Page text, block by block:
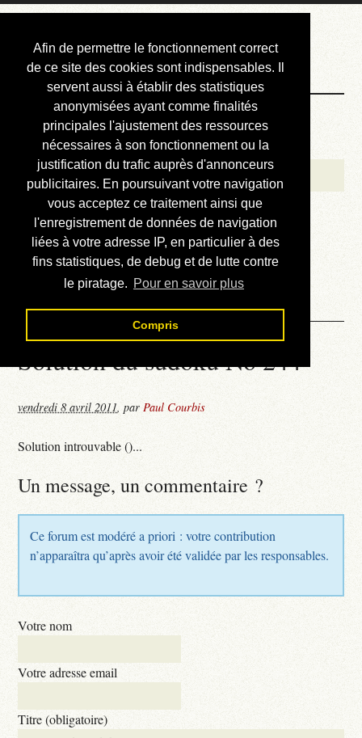
Afin de permettre le fonctionnement correct
de ce site des cookies sont indispensables. Il
servent aussi à établir des statistiques
anonymisées ayant comme finalités
principales l'ajustement des ressources
nécessaires à son fonctionnement ou la
justification du trafic auprès d'annonceurs
publicitaires. En poursuivant votre navigation
vous acceptez ce traitement ainsi que
l'enregistrement de données de navigation
liées à votre adresse IP, en particulier à des
fins statistiques, de debug et de lutte contre
le piratage. Pour en savoir plus
Compris
Courbis, « LE »
Blog Officiel
Bienvenue
Réalisations
Divers (et d’été)
Annonces
Liens externes
Téléchargement
Contact
Solution du sudoku No 244
vendredi 8 avril 2011,parPaul Courbis
Solution introuvable ()...
Un message, un commentaire ?
Ce forum est modéré a priori : votre contribution
n’apparaîtra qu’après avoir été validée par les responsables.
Votre nom
Votre adresse email
Titre (obligatoire)